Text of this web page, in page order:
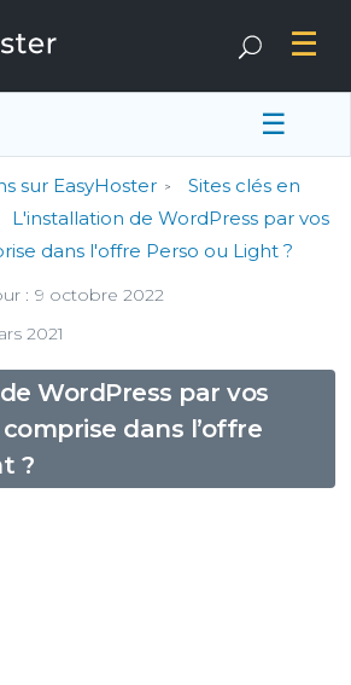
☰
sur EasyHoster
Sites clés en
L'installation de WordPress par vos
dans l'offre Perso ou Light ?
: 9 octobre 2022
2021
WordPress par vos
dans l’offre
?